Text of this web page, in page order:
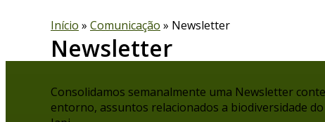
Início » Comunicação » Newsletter
Newsletter
Consolidamos semanalmente uma Newsletter
entorno, assuntos relacionados a biodiversidade